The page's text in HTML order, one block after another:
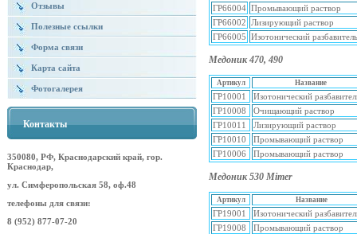
Отзывы
Полезные ссылки
Форма связи
Карта сайта
Фотогалерея
Контакты
350080, РФ, Краснодарский край, гор.
Краснодар,
ул. Симферопольская 58, оф.48
телефоны для связи:
8 (952) 877-07-20
ГР66004 Промывающий раствор
ГР66002 Лизирующий раствор
ГР66005 Изотонический разбавитель
Медоник 470, 490
Артикул Название
ГР10001
Изотонический
ГР10008
Очищающий раствор
ГР10011
Лизирующий раствор
ГР10010
Промывающий раствор
ГР10006
Промывающий раствор
Медоник 530 Mimer
Артикул Название
ГР19001
Изотонический
ГР19008
Промывающий раствор